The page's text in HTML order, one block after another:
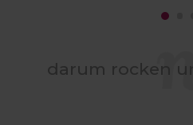
darum rocken